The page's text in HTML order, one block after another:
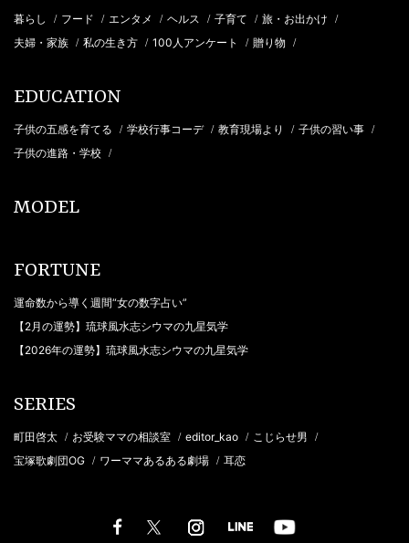
暮らし / フード / エンタメ / ヘルス / 子育て / 旅・お出かけ /
夫婦・家族 / 私の生き方 / 100人アンケート / 贈り物 /
EDUCATION
子供の五感を育てる / 学校行事コーデ / 教育現場より / 子供の習い事 /
子供の進路・学校 /
MODEL
FORTUNE
運命数から導く週間“女の数字占い”
【2月の運勢】琉球風水志シウマの九星気学
【2026年の運勢】琉球風水志シウマの九星気学
SERIES
町田啓太 / お受験ママの相談室 / editor_kao / こじらせ男 /
宝塚歌劇団OG / ワーママあるある劇場 / 耳恋